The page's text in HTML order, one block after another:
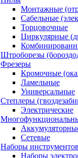
Монтажные
Сабельные
Торцовочные
Циркулярные
Штроборезы
Фрезеры
Кромочные
Ламельные
Универсальные
Степлеры
Электрические
Сетевые
Наборы инструментов
Наборы